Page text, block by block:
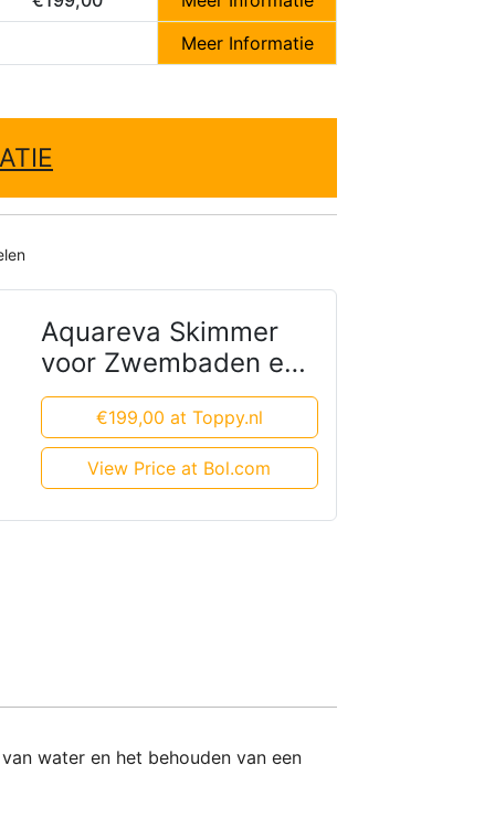
Meer Informatie
Aquareva Skimmer
voor Zwembaden en
Vijvers
€199,00 at Toppy.nl
View Price at Bol.com
water en het behouden van een